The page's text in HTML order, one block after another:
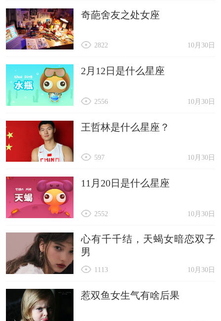
奇葩舍友之处女座
10月30日
2822
2月12日是什么星座
10月30日
2556
王哲林是什么星座？
10月30日
597
11月20日是什么星座
10月30日
2552
心有千千结，天蝎女暗恋双子
男
10月30日
1113
惹双鱼女生气有啥后果